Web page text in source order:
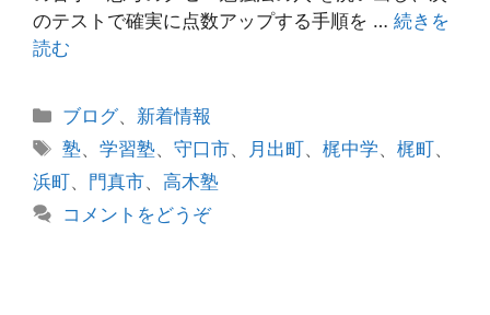
のテストで確実に点数アップする手順を … 続きを
読む
カ
テ
リ
ー
ブログ、 新着情報
タ
グ
塾、学習塾、守口市、 月出町、梶中学、梶町、
浜町、 門真市、 高木塾
コメントをどうぞ